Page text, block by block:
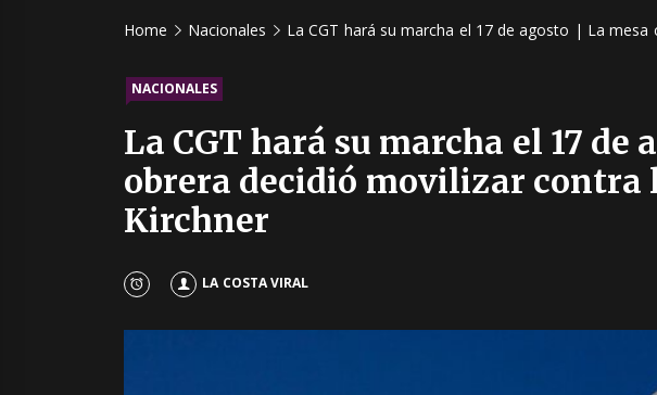
Home Nacionales La CGT hará su marcha el 17 de agosto | La
NACIONALES
La CGT hará su marcha el 17
obrera decidió movilizar
Kirchner
LA COSTA VIRAL